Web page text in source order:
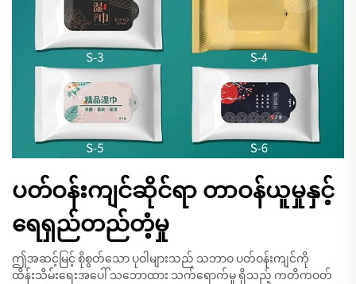
ပတ်ဝန်းကျင်ဆိုင်ရာ တာဝန်ယူမှုနှင့်
ရေရှည်တည်တံ့မှု
ဤအဆင့်မြင့် စိုစွတ်သော ပုဝါများသည် သဘာဝ ပတ်ဝန်းကျင်ကို
ထိန်းသိမ်းရေးအပေါ် သဘောထား သက်ရောက်မှု ရှိသည့် ကတိကဝတ်